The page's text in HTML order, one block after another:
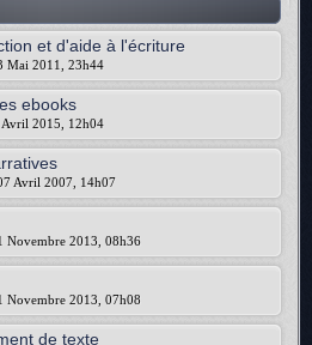
et d'aide à l'écriture
Mai 2011, 23h44
ebooks
Avril 2015, 12h04
Avril 2007, 14h07
Novembre 2013, 08h36
Novembre 2013, 07h08
de texte